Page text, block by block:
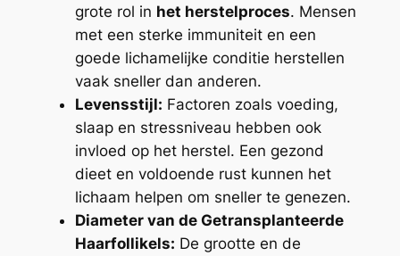
grote rol in het herstelproces. Mensen
met een sterke immuniteit en een
goede lichamelijke conditie herstellen
vaak sneller dan anderen.
Levensstijl: Factoren zoals voeding,
slaap en stressniveau hebben ook
invloed op het herstel. Een gezond
dieet en voldoende rust kunnen het
lichaam helpen om sneller te genezen.
Diameter van de Getransplanteerde
Haarfollikels: De grootte en de